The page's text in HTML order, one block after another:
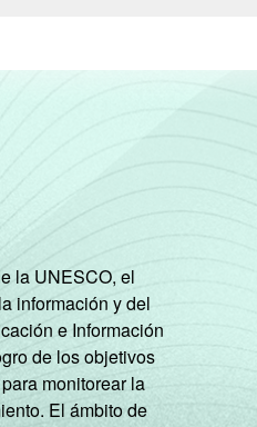
la UNESCO, el
información y del
e Información
de los objetivos
monitorear la
El ámbito de